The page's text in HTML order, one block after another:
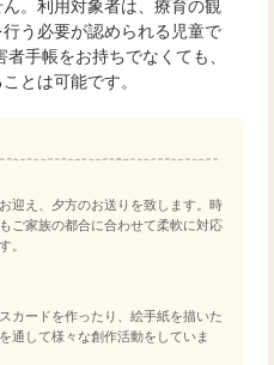
。利用対象者は、療育の観
う必要が認められる児童で
手帳をお持ちでなくても、
とは可能です。
迎え、夕方のお送りを致します。時
ご家族の都合に合わせて柔軟に対応
。
カードを作ったり、絵手紙を描いた
通して様々な創作活動をしていま